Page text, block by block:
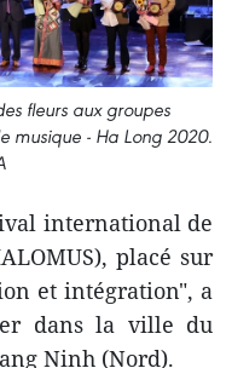
fleurs aux groupes
musique - Ha Long 2020.
international de
placé sur
et intégration", a
dans la ville du
Ninh (Nord).